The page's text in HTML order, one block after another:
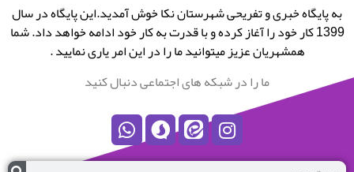
به پایگاه خبری و تفریحی شهرستان نکا خوش آمدید.این پایگاه در سال
1399 کار خود را آغاز کرده و با قدرت به کار خود ادامه خواهد داد. شما
همشهریان عزیز میتوانید ما را در این امر یاری نمایید .
ما را در شبکه های اجتماعی دنبال کنید